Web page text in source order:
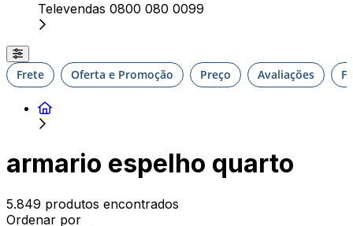
Televendas 0800 080 0099
Frete Oferta e Promoção Preço Avaliações
armario espelho quarto
5.849 produtos encontrados
Ordenar por